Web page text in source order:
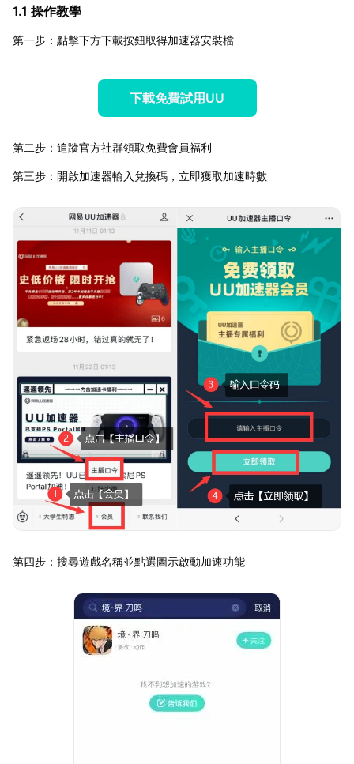
1.1 操作教學
第一步：點擊下方下載按鈕取得加速器安裝檔
下載免費試用UU
第二步：追蹤官方社群領取免費會員福利
第三步：開啟加速器輸入兌換碼，立即獲取加速時數
第四步：搜尋遊戲名稱並點選圖示啟動加速功能